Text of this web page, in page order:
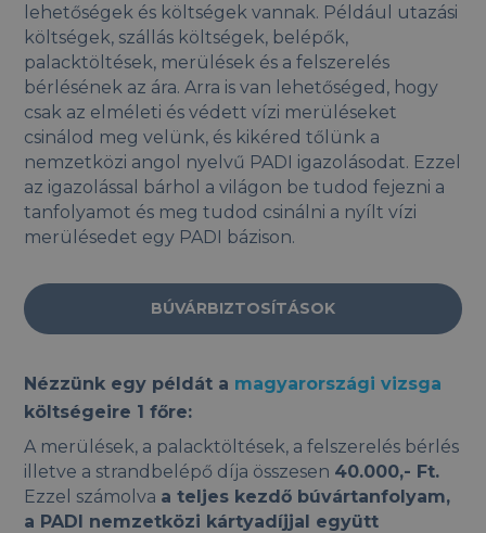
lehetőségek és költségek vannak. Például utazási
költségek, szállás költségek, belépők,
palacktöltések, merülések és a felszerelés
bérlésének az ára. Arra is van lehetőséged, hogy
csak az elméleti és védett vízi merüléseket
csinálod meg velünk, és kikéred tőlünk a
nemzetközi angol nyelvű PADI igazolásodat. Ezzel
az igazolással bárhol a világon be tudod fejezni a
tanfolyamot és meg tudod csinálni a nyílt vízi
merülésedet egy PADI bázison.
BÚVÁRBIZTOSÍTÁSOK
Nézzünk egy példát a magyarországi vizsga
költségeire 1 főre:
A merülések, a palacktöltések, a felszerelés bérlés
illetve a strandbelépő díja összesen 40.000,- Ft.
Ezzel számolva a teljes kezdő búvártanfolyam,
a PADI nemzetközi kártyadíjjal együtt